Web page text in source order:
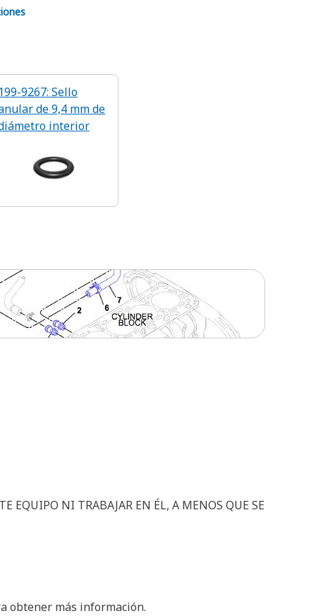
199-9267: Sello
de 9,4 mm de
interior
EQUIPO NI TRABAJAR EN ÉL, A MENOS QUE SE
obtener más información.